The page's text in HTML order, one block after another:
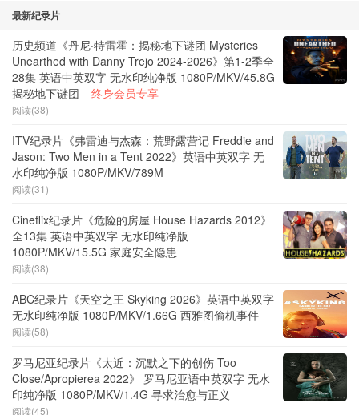
最新纪录片
历史频道《丹尼·特雷霍：揭秘地下谜团 Mysteries
Unearthed with Danny Trejo 2024-2026》第1-2季全
28集 英语中英双字 无水印纯净版 1080P/MKV/45.8G
揭秘地下谜团---终身会员专享
阅读(38)
ITV纪录片《弗雷迪与杰森：荒野露营记 Freddie and
Jason: Two Men in a Tent 2022》英语中英双字 无
水印纯净版 1080P/MKV/789M
阅读(31)
Cineflix纪录片《危险的房屋 House Hazards 2012》
全13集 英语中英双字 无水印纯净版
1080P/MKV/15.5G 家庭安全隐患
阅读(38)
ABC纪录片《天空之王 Skyking 2026》英语中英双字
无水印纯净版 1080P/MKV/1.66G 西雅图偷机事件
阅读(58)
罗马尼亚纪录片《太近：沉默之下的创伤 Too
Close/Apropierea 2022》 罗马尼亚语中英双字 无水
印纯净版 1080P/MKV/1.4G 寻求治愈与正义
阅读(45)